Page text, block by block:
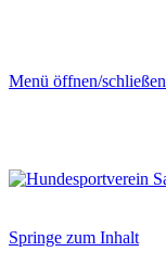
Menü öffnen/schließen
Springe zum Inhalt